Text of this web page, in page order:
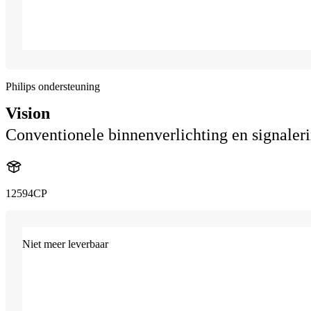
Philips ondersteuning
Vision
Conventionele binnenverlichting en
12594CP
Niet meer leverbaar